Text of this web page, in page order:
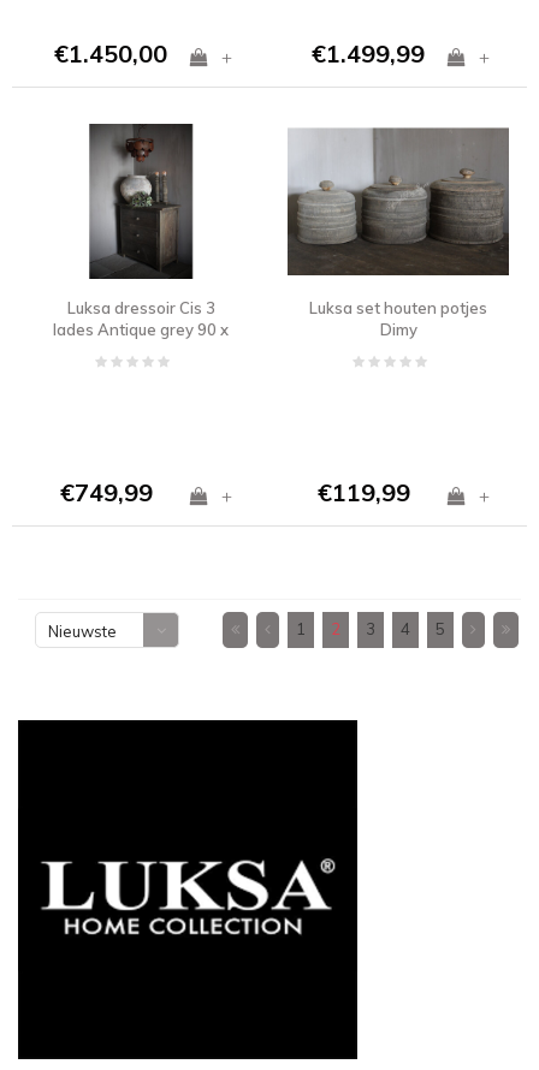
€1.450,00 + €1.499,99 +
Luksa dressoir Cis 3
lades Antique grey 90 x
€749,99 +
Luksa set houten potjes
Dimy
€119,99 +
Nieuwste
1 2 3 4 5